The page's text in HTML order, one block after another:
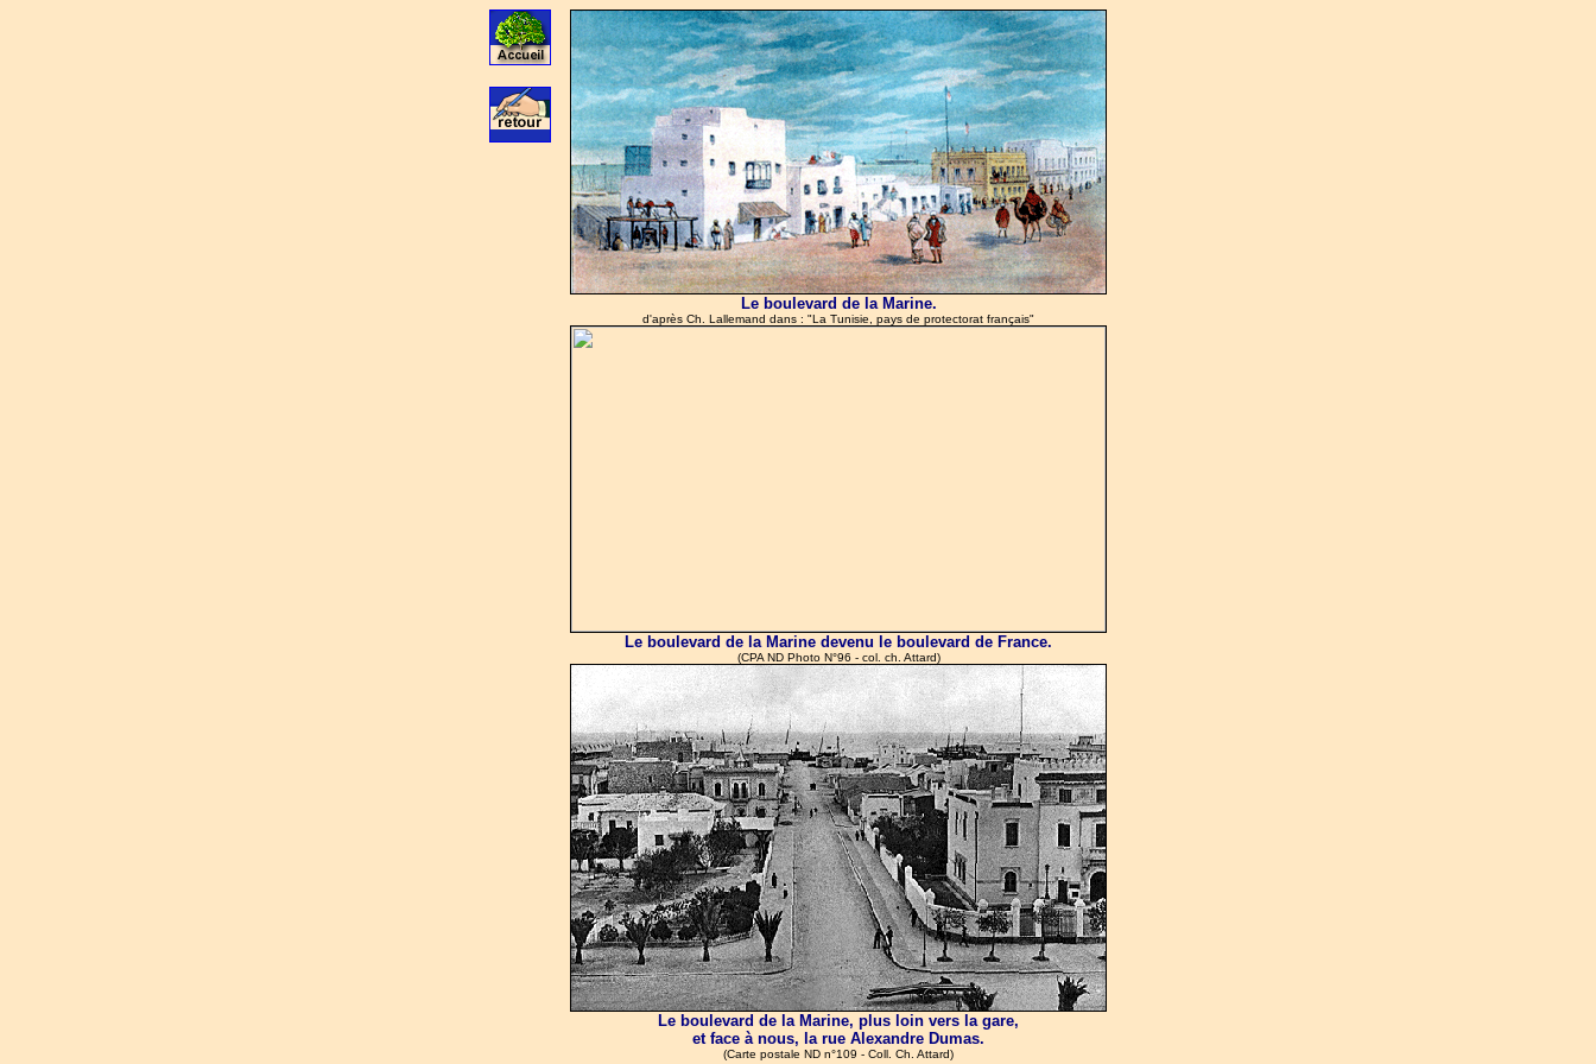
Le boulevard de la Marine.
d'après Ch. Lallemand dans : "La Tunisie, pays de protectorat français"
Le boulevard de la Marine devenu le boulevard de France.
(CPA ND Photo N°96 - col. ch. Attard)
Le boulevard de la Marine, plus loin vers la gare,
et face à nous, la rue Alexandre Dumas.
(Carte postale ND n°109 - Coll. Ch. Attard)